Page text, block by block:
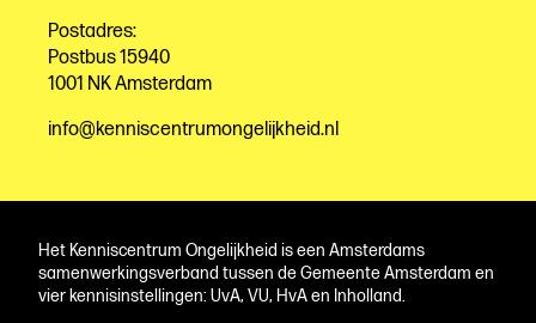
Postadres:
Postbus 15940
1001 NK Amsterdam
info@kenniscentrumongelijkheid.nl
Het Kenniscentrum Ongelijkheid is een Amsterdams
samenwerkingsverband tussen de Gemeente Amsterdam en
vier kennisinstellingen: UvA, VU, HvA en Inholland.